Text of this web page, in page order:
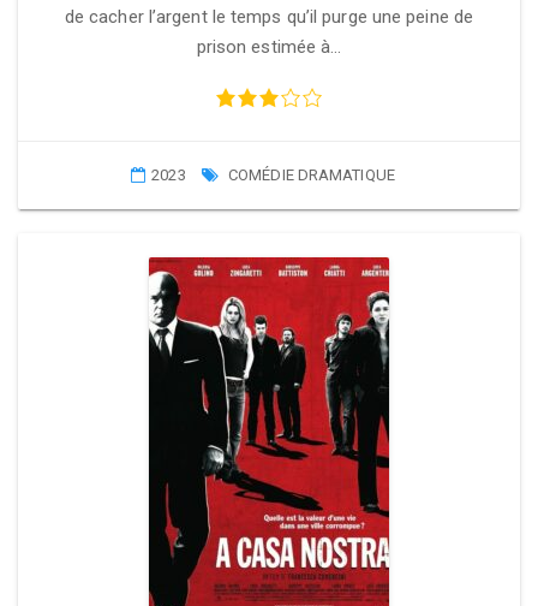
de cacher l’argent le temps qu’il purge une peine de
prison estimée à…
2023 COMÉDIE DRAMATIQUE